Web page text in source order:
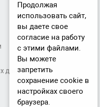
данных
Продолжая
использовать сайт,
вы даете свое
согласие на работу
с этими файлами.
Вы можете
запретить
сохранение cookie в
настройках своего
браузера.